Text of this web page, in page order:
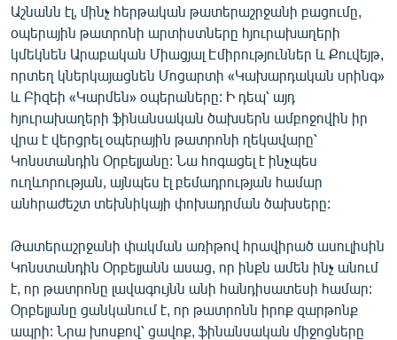
Աշնանն էլ, մինչ հերթական թատերաշրջանի բացումը,
օպերային թատրոնի արտիստները հյուրախաղերի
կմեկնեն Արաբական Միացյալ Էմիրություններ և Քուվեյթ,
որտեղ կներկայացնեն Մոցարտի «Կախարդական սրինգ»
և Բիզեի «Կարմեն» օպերաները: Ի դեպ՝ այդ
հյուրախաղերի ֆինանսական ծախսերն ամբոջովին իր
վրա է վերցրել օպերային թատրոնի ղեկավարը՝
Կոնստանդին Օրբելյանը: Նա հոգացել է ինչպես
ուղևորության, այնպես էլ բեմադրության համար
անհրաժեշտ տեխնիկայի փոխադրման ծախսերը:
Թատերաշրջանի փակման առիթով հրավիրած ասուլիսին
Կոնստանդին Օրբելյանն ասաց, որ ինքն ամեն ինչ անում
է, որ թատրոնը լավագույնն անի հանդիսատեսի համար:
Օրբելյանը ցանկանում է, որ թատրոնն իրոք զարթոնք
ապրի: Նրա խոսքով՝ ցավոք, ֆինանսական միջոցները